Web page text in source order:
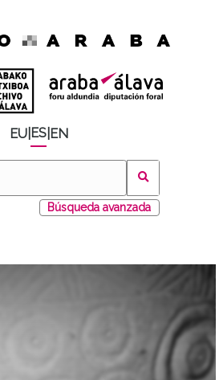
EU ES EN
Búsqueda avanzada